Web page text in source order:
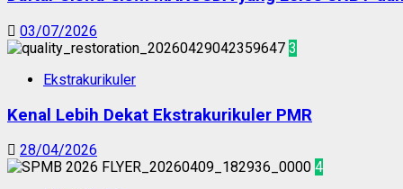
03/07/2026
3
Ekstrakurikuler
Kenal Lebih Dekat Ekstrakurikuler PMR
28/04/2026
4